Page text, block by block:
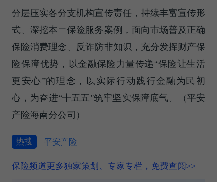
分层压实各分支机构宣传责任，持续丰富宣传形
式、深挖本土保险服务案例，面向市场普及正确
保险消费理念、反诈防非知识，充分发挥财产保
险保障优势，以金融保险力量传递“保险让生活
更安心”的理念，以实际行动践行金融为民初
心，为奋进“十五五”筑牢坚实保障底气。（平安
产险海南分公司）
热搜 平安产险
保险频道更多独家策划、专家专栏，免费查阅>>